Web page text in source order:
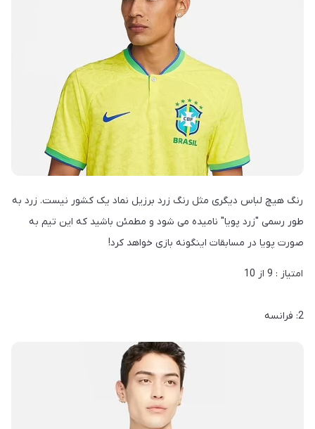
رنگ هیچ لباس دیگری مثل رنگ زرد برزیل نماد یک کشور نیست. زرد به
طور رسمی "زرد پویا" نامیده می شود و مطمئن باشید که این تیم به
صورت پویا در مسابقات اینگونه بازی خواهد کرد!
امتیاز : 9 از 10
2: فرانسه